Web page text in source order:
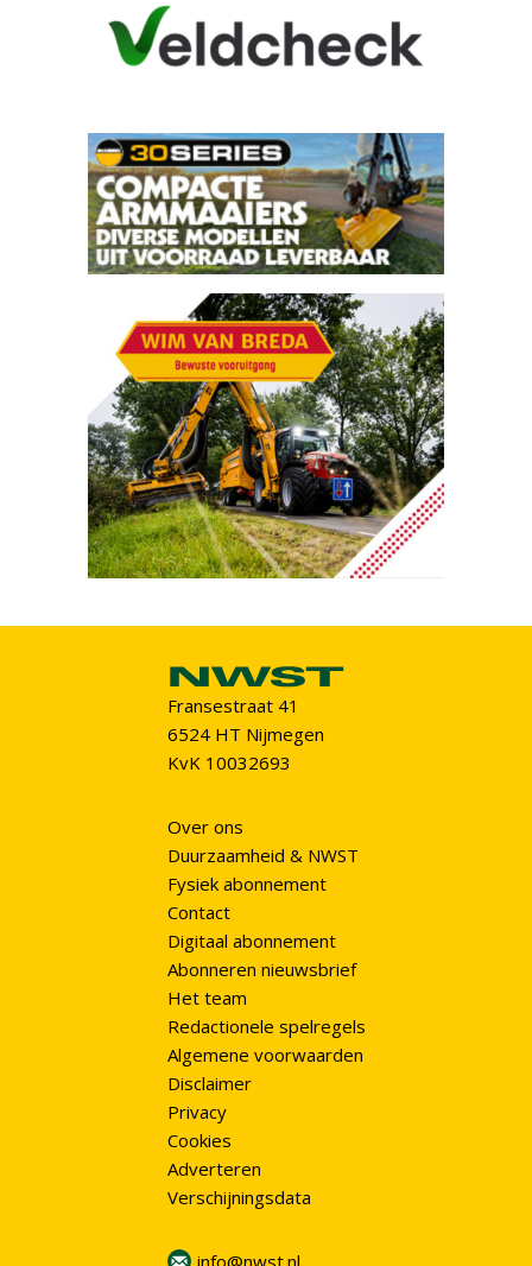
Fransestraat 41
6524 HT Nijmegen
KvK 10032693
Over ons
Duurzaamheid & NWST
Fysiek abonnement
Contact
Digitaal abonnement
Abonneren nieuwsbrief
Het team
Redactionele spelregels
Algemene voorwaarden
Disclaimer
Privacy
Cookies
Adverteren
Verschijningsdata